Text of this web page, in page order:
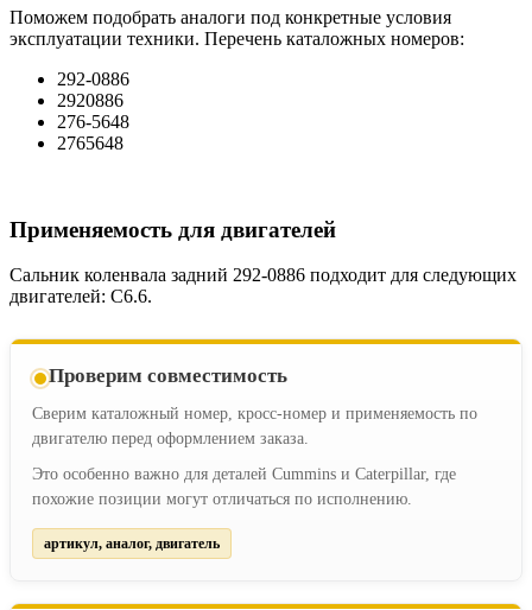
Поможем подобрать аналоги под конкретные условия
эксплуатации техники. Перечень каталожных номеров:
292-0886
2920886
276-5648
2765648
Применяемость для двигателей
Сальник коленвала задний 292-0886 подходит для следующих
двигателей: C6.6.
Проверим совместимость
Сверим каталожный номер, кросс-номер и применяемость по
двигателю перед оформлением заказа.
Это особенно важно для деталей Cummins и Caterpillar, где
похожие позиции могут отличаться по исполнению.
артикул, аналог, двигатель